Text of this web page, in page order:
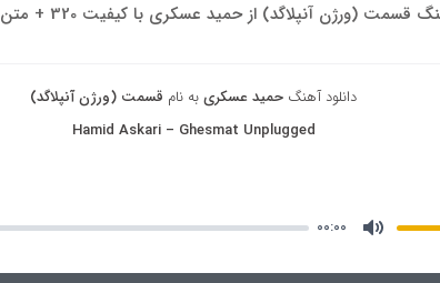
دانلود آهنگ قسمت (ورژن آنپلاگد) از حمید عسکری با کیفیت 320 + متن
دانلود آهنگ حمید عسکریبه نام قسمت (ورژن آنپلاگد)
Hamid Askari – Ghesmat Unplugged
00:00